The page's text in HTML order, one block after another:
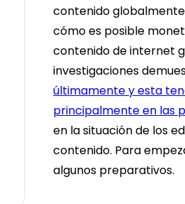
contenido
cómo es posible
contenido de internet
investigaciones
últimamente y esta
principalmente en las
en la situación de los
contenido. Para
algunos preparativos.